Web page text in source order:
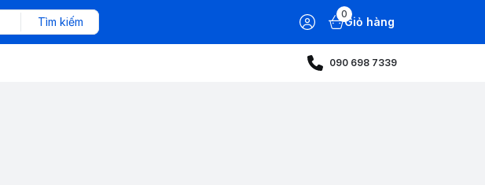
Tìm kiếm
0
Giỏ hàng
090 698 7339